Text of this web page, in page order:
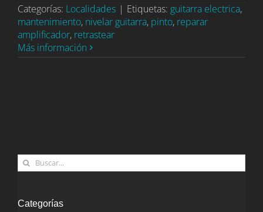
Categorías: Localidades | Etiquetas: guitarra electrica,
mantenimiento, nivelar guitarra, pinto, reparar
amplificador, retrastear
Más información
Buscar:
Categorías